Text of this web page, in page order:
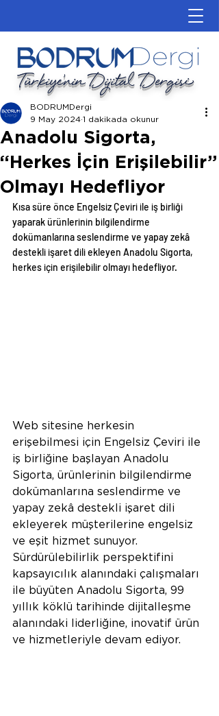
Türkiye'nin Dijital Dergisi
Anadolu Sigorta,
“Herkes İçin Erişilebilir”
Olmayı Hedefliyor
BODRUMDergi
9 May 2024 1 dakikada okunur
Kısa süre önce Engelsiz Çeviri ile iş birliği
yaparak ürünlerinin bilgilendirme
dokümanlarına seslendirme ve yapay zekâ
destekli işaret dili ekleyen Anadolu Sigorta,
herkes için erişilebilir olmayı hedefliyor.
Web sitesine herkesin
erişebilmesi için Engelsiz Çeviri ile
iş birliğine başlayan Anadolu
Sigorta, ürünlerinin bilgilendirme
dokümanlarına seslendirme ve
yapay zekâ destekli işaret dili
ekleyerek müşterilerine engelsiz
ve eşit hizmet sunuyor.
Sürdürülebilirlik perspektifini
kapsayıcılık alanındaki çalışmaları
ile büyüten Anadolu Sigorta, 99
yıllık köklü tarihinde dijitalleşme
alanındaki liderliğine, inovatif ürün
ve hizmetleriyle devam ediyor.